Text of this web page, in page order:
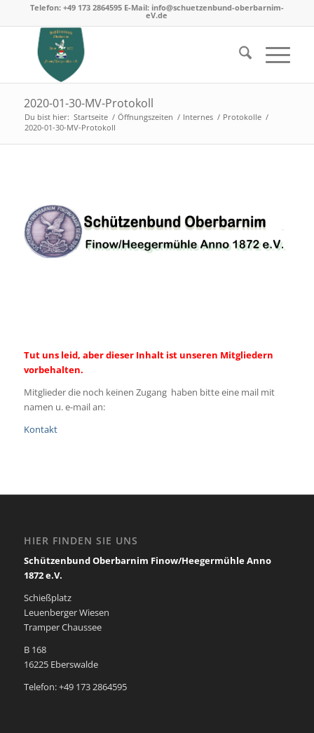
Telefon: +49 173 2864595 E-Mail: info@schuetzenbund-oberbarnim-
eV.de
2020-01-30-MV-Protokoll
Du bist hier: Startseite / Öffnungszeiten / Internes / Protokolle /
2020-01-30-MV-Protokoll
Tut uns leid, aber dieser Inhalt ist unseren Mitgliedern
vorbehalten.
Mitglieder die noch keinen Zugang haben bitte eine mail mit
namen u. e-mail an:
Kontakt
HIER FINDEN SIE UNS
Schützenbund Oberbarnim Finow/Heegermühle Anno
1872 e.V.
Schießplatz
Leuenberger Wiesen
Tramper Chaussee
B 168
16225 Eberswalde
Telefon: +49 173 2864595